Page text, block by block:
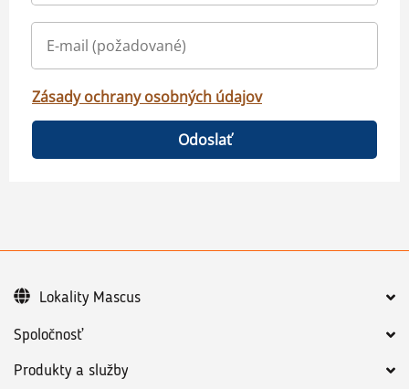
Zásady ochrany osobných údajov
Odoslať
Spoločnosť
Produkty a služby
Lokality Mascus